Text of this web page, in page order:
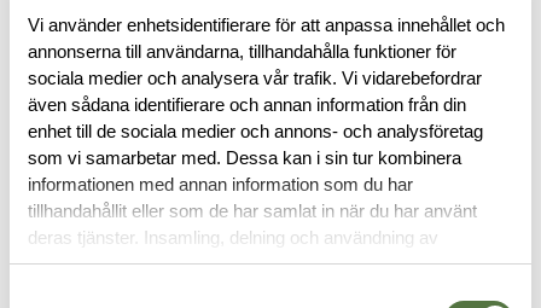
Vi använder enhetsidentifierare för att anpassa innehållet och
annonserna till användarna, tillhandahålla funktioner för
sociala medier och analysera vår trafik. Vi vidarebefordrar
även sådana identifierare och annan information från din
enhet till de sociala medier och annons- och analysföretag
som vi samarbetar med. Dessa kan i sin tur kombinera
informationen med annan information som du har
tillhandahållit eller som de har samlat in när du har använt
deras tjänster. Insamling, delning och användning av
personuppgifter kan användas för personalisering av
RECENSIONER
OM VARUMÄRKET
VAPENREMMAR